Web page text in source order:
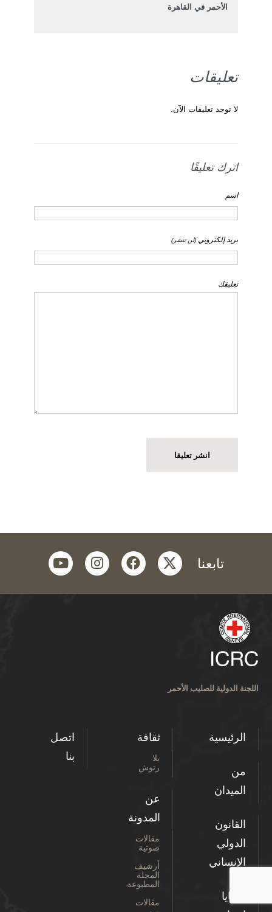
الأحمر في القاهرة
تعليقات
لا توجد تعليقات الآن.
اترك تعليقًا
اسم
بريد إلكتروني (لن تنشر)
تعليقك
تابعنا twitter
facebook
instagram
youtube
اللجنة الدولية للصليب الأحمر
الرئيسية
من
الميدان
القانون
الدولي
الإنساني
قضايا
ثقافة
بلا
رتوش
عن
المدونة
مقالات
صوتية
أرشيف
المجلة
المطبوعة
مقالات
اتصل
بنا